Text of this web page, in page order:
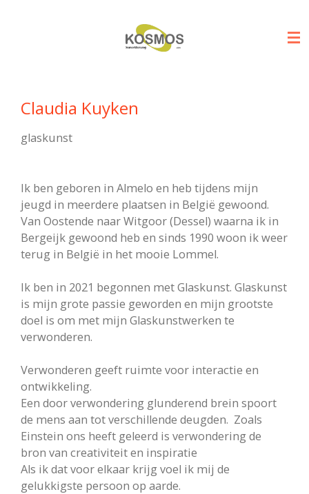
Claudia Kuyken
glaskunst
Ik ben geboren in Almelo en heb tijdens mijn
jeugd in meerdere plaatsen in België gewoond.
Van Oostende naar Witgoor (Dessel) waarna ik in
Bergeijk gewoond heb en sinds 1990 woon ik weer
terug in België in het mooie Lommel.
Ik ben in 2021 begonnen met Glaskunst. Glaskunst
is mijn grote passie geworden en mijn grootste
doel is om met mijn Glaskunstwerken te
verwonderen.
Verwonderen geeft ruimte voor interactie en
ontwikkeling.
Een door verwondering glunderend brein spoort
de mens aan tot verschillende deugden. Zoals
Einstein ons heeft geleerd is verwondering de
bron van creativiteit en inspiratie
Als ik dat voor elkaar krijg voel ik mij de
gelukkigste persoon op aarde.